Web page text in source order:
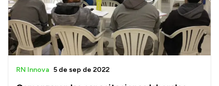
Transparencia
Inversión en Salud
Licitaciones
RN Innova 5 de sep de 2022